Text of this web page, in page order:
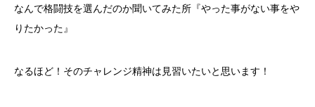
なんで格闘技を選んだのか聞いてみた所『やった事がない事をや
りたかった』
なるほど！そのチャレンジ精神は見習いたいと思います！